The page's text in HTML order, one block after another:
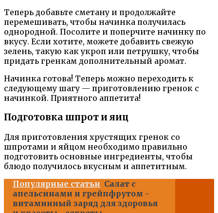
Теперь добавьте сметану и продолжайте
перемешивать, чтобы начинка получилась
однородной. Посолите и поперчите начинку по
вкусу. Если хотите, можете добавить свежую
зелень, такую как укроп или петрушку, чтобы
придать гренкам дополнительный аромат.
Начинка готова! Теперь можно переходить к
следующему шагу — приготовлению гренок с
начинкой. Приятного аппетита!
Подготовка шпрот и яиц
Для приготовления хрустящих гренок со
шпротами и яйцом необходимо правильно
подготовить основные ингредиенты, чтобы
блюдо получилось вкусным и аппетитным.
Популярные статьи Салат с
апельсинами и грейпфрутом -
витаминный заряд для здоровья